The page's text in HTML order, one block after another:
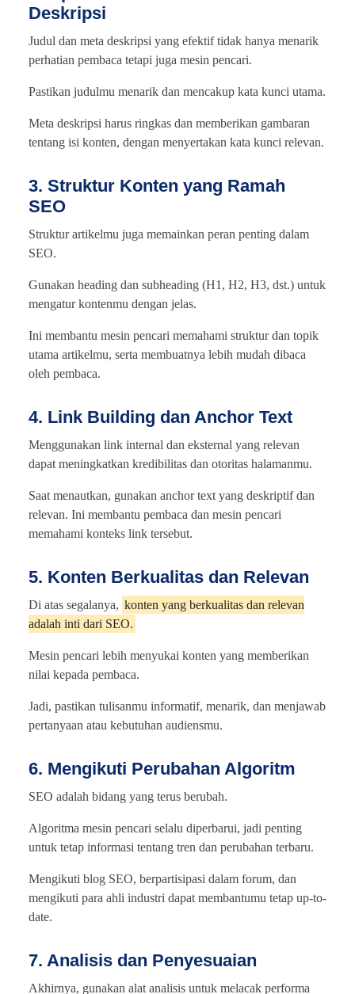
Deskripsi
Judul dan meta deskripsi yang efektif tidak hanya menarik
perhatian pembaca tetapi juga mesin pencari.
Pastikan judulmu menarik dan mencakup kata kunci utama.
Meta deskripsi harus ringkas dan memberikan gambaran
tentang isi konten, dengan menyertakan kata kunci relevan.
3. Struktur Konten yang Ramah
SEO
Struktur artikelmu juga memainkan peran penting dalam
SEO.
Gunakan heading dan subheading (H1, H2, H3, dst.) untuk
mengatur kontenmu dengan jelas.
Ini membantu mesin pencari memahami struktur dan topik
utama artikelmu, serta membuatnya lebih mudah dibaca
oleh pembaca.
4. Link Building dan Anchor Text
Menggunakan link internal dan eksternal yang relevan
dapat meningkatkan kredibilitas dan otoritas halamanmu.
Saat menautkan, gunakan anchor text yang deskriptif dan
relevan. Ini membantu pembaca dan mesin pencari
memahami konteks link tersebut.
5. Konten Berkualitas dan Relevan
Di atas segalanya, konten yang berkualitas dan relevan
adalah inti dari SEO.
Mesin pencari lebih menyukai konten yang memberikan
nilai kepada pembaca.
Jadi, pastikan tulisanmu informatif, menarik, dan menjawab
pertanyaan atau kebutuhan audiensmu.
6. Mengikuti Perubahan Algoritm
SEO adalah bidang yang terus berubah.
Algoritma mesin pencari selalu diperbarui, jadi penting
untuk tetap informasi tentang tren dan perubahan terbaru.
Mengikuti blog SEO, berpartisipasi dalam forum, dan
mengikuti para ahli industri dapat membantumu tetap up-to-
date.
7. Analisis dan Penyesuaian
Akhirnya, gunakan alat analisis untuk melacak performa